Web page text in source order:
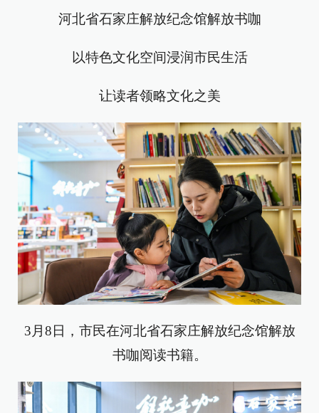
河北省石家庄解放纪念馆解放书咖
以特色文化空间浸润市民生活
让读者领略文化之美
3月8日，市民在河北省石家庄解放纪念馆解放
书咖阅读书籍。